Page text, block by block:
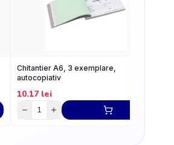
Chitantier A6, 3 exemplare,
autocopiativ
10.17lei